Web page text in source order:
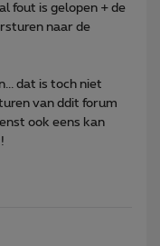
fout is gelopen + de
naar de
dat is toch niet
van ddit forum
ook eens kan